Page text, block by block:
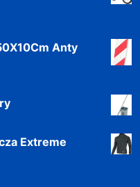
Anty
Extreme